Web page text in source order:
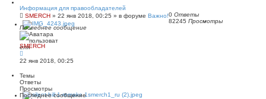
Информация для правообладателей
SMERCH » 22 янв 2018, 00:25 » в форуме Важно!0 Ответы
82245 Просмотры
Последнее сообщение
SMERCH
22 янв 2018, 00:25
Темы
Ответы
Просмотры
Последнее сообщение